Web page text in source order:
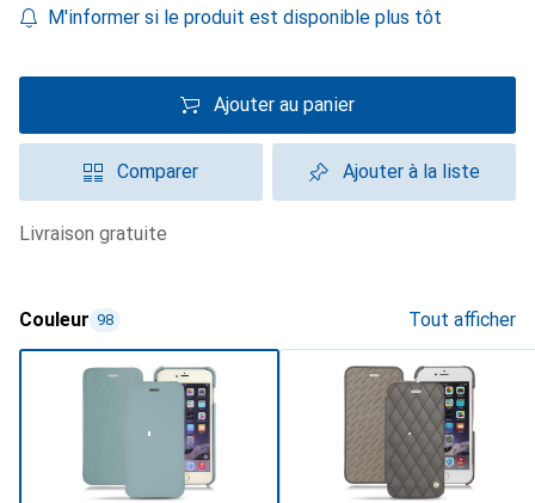
M'informer si le produit est disponible plus tôt
Ajouter au panier
Comparer Ajouter à la liste
livraison gratuite
Couleur 98 Tout afficher